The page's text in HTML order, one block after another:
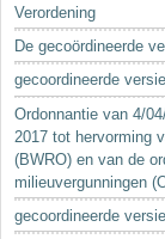
Verordening
De gecoördineerde
gecoordineerde
Ordonnantie van 4/
2017 tot hervorming
(BWRO) en van de
milieuvergunningen
gecoordineerde